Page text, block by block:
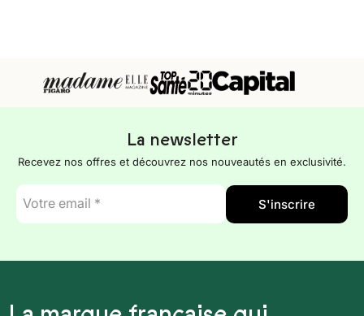
La newsletter
Recevez nos offres et découvrez nos nouveautés en exclusivité.
E-
mail
*
S'inscrire